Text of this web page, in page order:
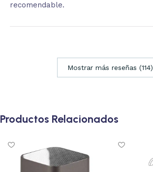
recomendable.
Mostrar más reseñas (114)
Productos Relacionados